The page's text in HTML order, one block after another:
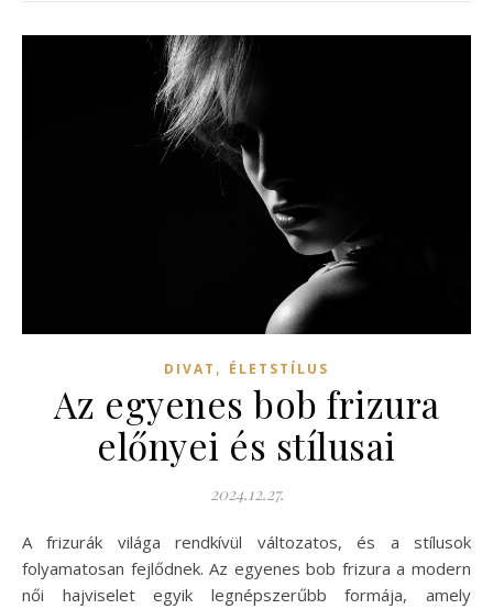
DIVAT , ÉLETSTÍLUS
Az egyenes bob frizura
előnyei és stílusai
2024.12.27.
A frizurák világa rendkívül változatos, és a stílusok
folyamatosan fejlődnek. Az egyenes bob frizura a modern
női hajviselet egyik legnépszerűbb formája, amely